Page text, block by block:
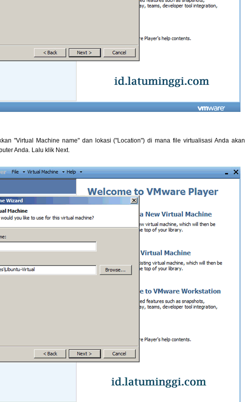
"Virtual Machine name" dan lokasi ("Location") di mana file virtualisasi Anda akan
Anda. Lalu klik Next.